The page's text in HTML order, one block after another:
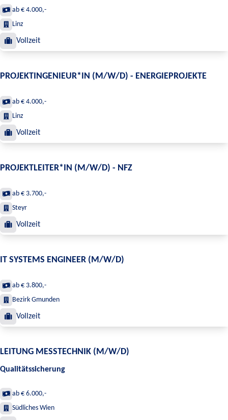
ab € 4.000,-
Linz
Vollzeit
PROJEKTINGENIEUR*IN (M/W/D) - ENERGIEPROJEKTE
ab € 4.000,-
Linz
Vollzeit
PROJEKTLEITER*IN (M/W/D) - NFZ
ab € 3.700,-
Steyr
Vollzeit
IT SYSTEMS ENGINEER (M/W/D)
ab € 3.800,-
Bezirk Gmunden
Vollzeit
LEITUNG MESSTECHNIK (M/W/D)
Qualitätssicherung
ab € 6.000,-
Südliches Wien